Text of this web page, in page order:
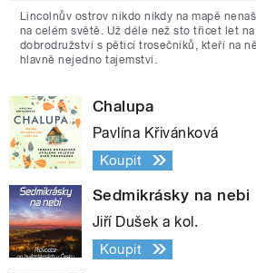
Lincolnův ostrov nikdo nikdy na mapě
na celém světě. Už déle než sto třicet let
dobrodružství s pěticí trosečníků, kteří na
hlavně nejedno tajemství.
Chalupa
Pavlína Křivánková
Koupit
Sedmikrásky na nebi
Jiří Dušek a kol.
Koupit